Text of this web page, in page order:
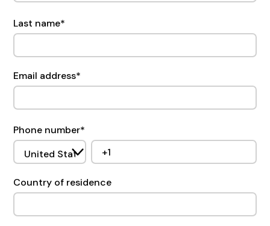
Last name*
Email address*
Phone number*
Country of residence